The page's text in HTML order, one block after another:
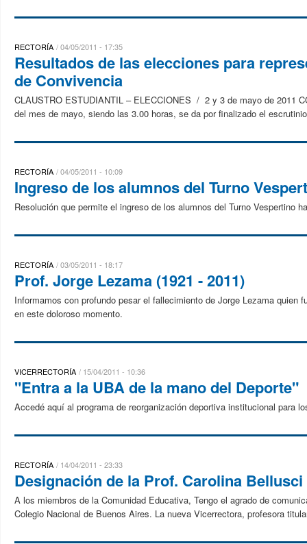
RECTORÍA 04/05/2011 - 17:35
Resultados de las elecciones para
de Convivencia
CLAUSTRO ESTUDIANTIL – ELECCIONES / 2 y 3 de mayo de 2011
del mes de mayo, siendo las 3.00 horas, se da por finalizado el
RECTORÍA 04/05/2011 - 10:09
Ingreso de los alumnos del Turno
Resolución que permite el ingreso de los alumnos del Turno Vespertino
RECTORÍA 03/05/2011 - 18:17
Prof. Jorge Lezama (1921 - 2011)
Informamos con profundo pesar el fallecimiento de Jorge Lezama
en este doloroso momento.
VICERRECTORÍA 15/04/2011 - 10:36
"Entra a la UBA de la mano del Deporte"
Accedé aquí al programa de reorganización deportiva institucional para
RECTORÍA 14/04/2011 - 23:33
Designación de la Prof. Carolina
A los miembros de la Comunidad Educativa, Tengo el agrado de
Colegio Nacional de Buenos Aires. La nueva Vicerrectora, profesora